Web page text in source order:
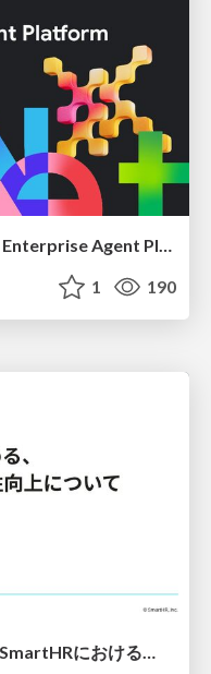
AI ネイティブな組織に Gemini Enterprise Agent Platform がなぜ必要なのか
1 190